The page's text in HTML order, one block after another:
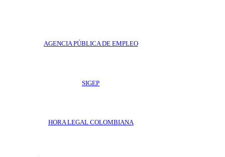
AGENCIA PÚBLICA DE EMPLEO
SIGEP
HORA LEGAL COLOMBIANA